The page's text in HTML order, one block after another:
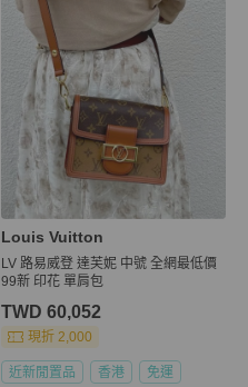
Louis Vuitton
LV 路易威登 達芙妮 中號 全網最低價
99新 印花 單肩包
TWD 60,052
現折 2,000
近新閒置品 香港 免運